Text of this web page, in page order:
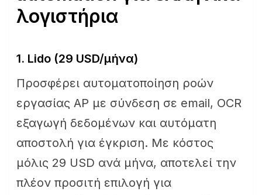
λογιστήρια
1. Lido (29 USD/μήνα)
Προσφέρει αυτοματοποίηση ροών
εργασίας AP με σύνδεση σε email, OCR
εξαγωγή δεδομένων και αυτόματη
αποστολή για έγκριση. Με κόστος
μόλις 29 USD ανά μήνα, αποτελεί την
πλέον προσιτή επιλογή για